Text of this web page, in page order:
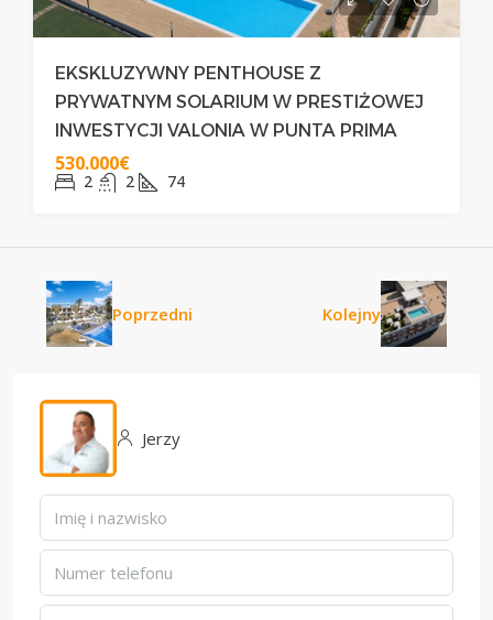
EKSKLUZYWNY PENTHOUSE Z
PRYWATNYM SOLARIUM W PRESTIŻOWEJ
INWESTYCJI VALONIA W PUNTA PRIMA
530.000€
2 2 74
Poprzedni Kolejny
Jerzy